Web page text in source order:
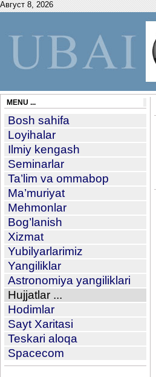
Август 8, 2026
MENU ...
Bosh sahifa
Loyihalar
Ilmiy kengash
Seminarlar
Ta’lim va ommabop
Ma’muriyat
Mehmonlar
Bog’lanish
Xizmat
Yubilyarlarimiz
Yangiliklar
Astronomiya yangiliklari
Hujjatlar ...
Hodimlar
Sayt Xaritasi
Teskari aloqa
Spacecom